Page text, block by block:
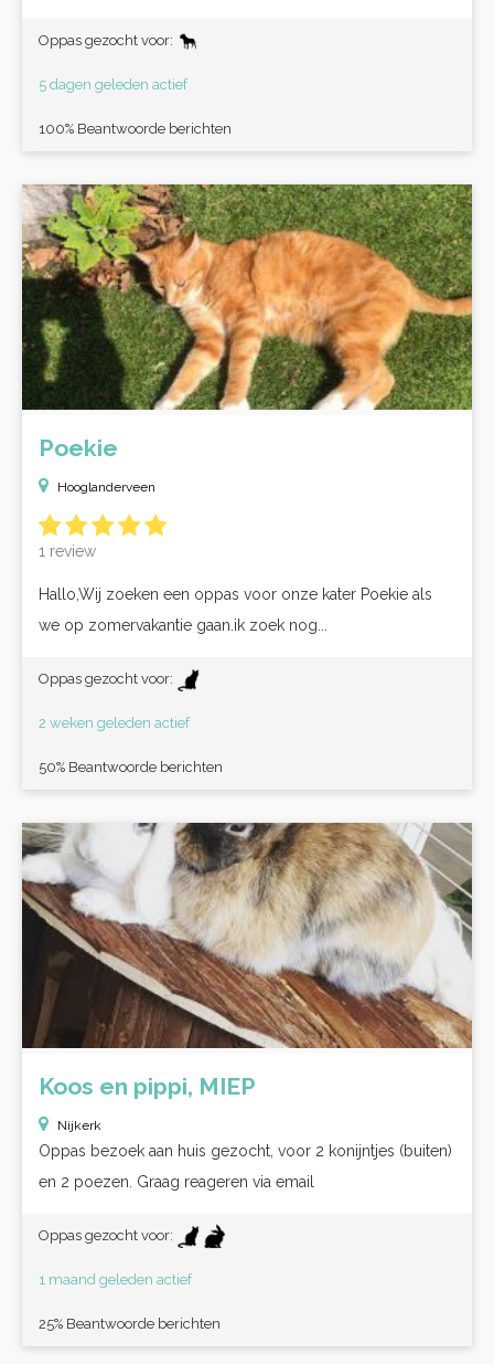
Oppas gezocht voor:
5 dagen geleden actief
100% Beantwoorde berichten
Poekie
Hooglanderveen
1 review
Hallo,Wij zoeken een oppas voor onze kater Poekie als
we op zomervakantie gaan.ik zoek nog...
Oppas gezocht voor:
2 weken geleden actief
50% Beantwoorde berichten
Koos en pippi, MIEP
Nijkerk
Oppas bezoek aan huis gezocht, voor 2 konijntjes (buiten)
en 2 poezen. Graag reageren via email
Oppas gezocht voor:
1 maand geleden actief
25% Beantwoorde berichten